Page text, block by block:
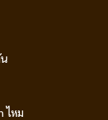
ไหม